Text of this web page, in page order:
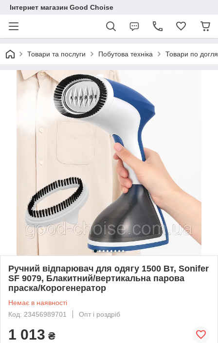
Інтернет магазин Good Choise
Товари та послуги Побутова техніка Товари по
Ручний відпарювач для одягу 1500 Вт, Sonifer
SF 9079, Блакитний/вертикальна парова
праска/Корогенератор
Немає в наявності
Код: 23456989701
Опт і роздріб
1 013 ₴